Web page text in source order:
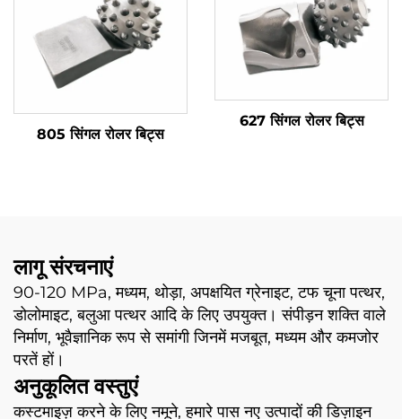
805 सिंगल रोलर बिट्स
627 सिंगल रोलर बिट्स
लागू संरचनाएं
90-120 MPa, मध्यम, थोड़ा, अपक्षयित ग्रेनाइट, टफ चूना पत्थर,
डोलोमाइट, बलुआ पत्थर आदि के लिए उपयुक्त। संपीड़न शक्ति वाले
निर्माण, भूवैज्ञानिक रूप से समांगी जिनमें मजबूत, मध्यम और कमजोर
परतें हों।
अनुकूलित वस्तुएं
कस्टमाइज़ करने के लिए नमूने, हमारे पास नए उत्पादों की डिज़ाइन